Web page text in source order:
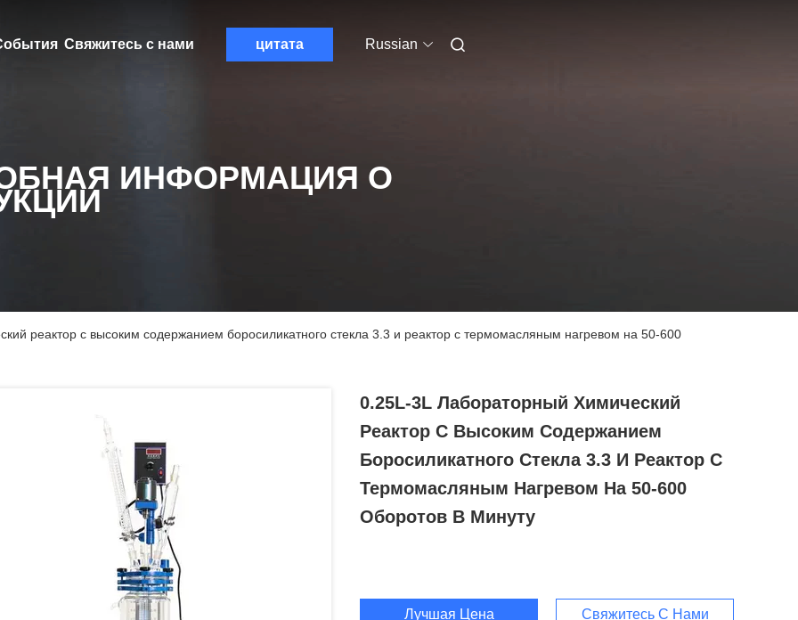
Свяжитесь с нами цитата Russian
ИНФОРМАЦИЯ О
реактор с высоким содержанием боросиликатного стекла 3.3 и реактор с термомасляным нагревом на 50-600
0.25L-3L Лабораторный Химический
Реактор С Высоким Содержанием
Боросиликатного Стекла 3.3 И Реактор С
Термомасляным Нагревом На 50-600
Оборотов В Минуту
Лучшая Цена Свяжитесь С Нами